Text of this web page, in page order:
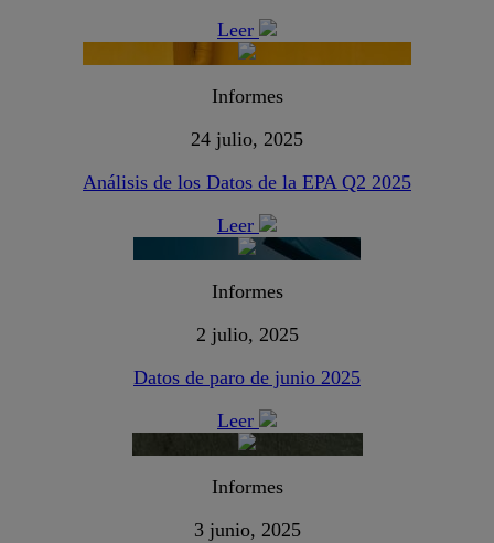
Leer
Informes
24 julio, 2025
Análisis de los Datos de la EPA Q2 2025
Leer
Informes
2 julio, 2025
Datos de paro de junio 2025
Leer
Informes
3 junio, 2025